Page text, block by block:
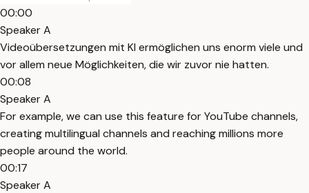
00:00
Speaker A
Videoübersetzungen mit KI ermöglichen uns enorm viele und
vor allem neue Möglichkeiten, die wir zuvor nie hatten.
00:08
Speaker A
For example, we can use this feature for YouTube channels,
creating multilingual channels and reaching millions more
people around the world.
00:17
Speaker A